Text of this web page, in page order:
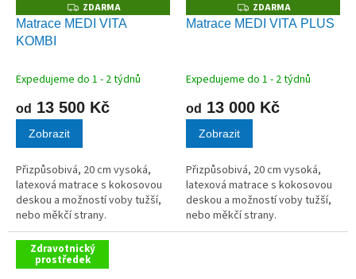
Z
D
A
ZDARMA
Matrace MEDI VITA
KOMBI
Expedujeme do 1 - 2 týdnů
od 13 500 Kč
Zobrazit
Přizpůsobivá, 20 cm vysoká,
latexová matrace s kokosovou
deskou a možností voby tužší,
nebo měkčí strany.
Z
D
A
ZDARMA
Matrace MEDI VITA PLUS
Expedujeme do 1 - 2 týdnů
od 13 000 Kč
Zobrazit
Přizpůsobivá, 20 cm vysoká,
latexová matrace s kokosovou
deskou a možností voby tužší,
nebo měkčí strany.
Zdravotnický
prostředek